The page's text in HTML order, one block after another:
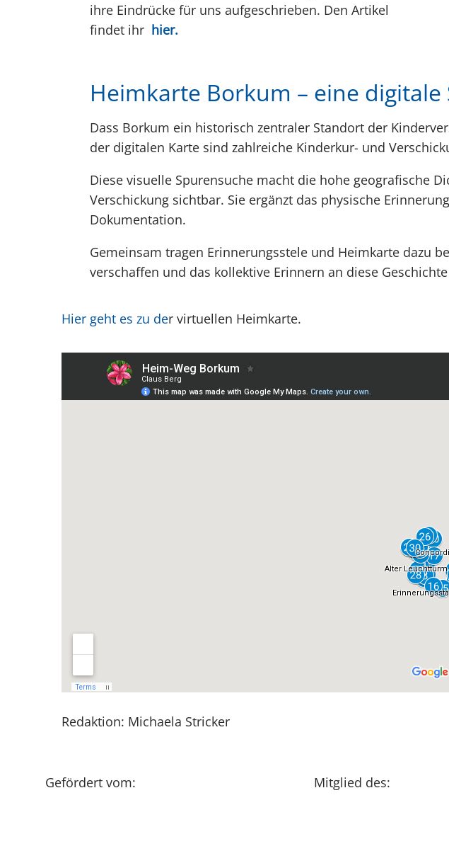
ihre Eindrücke für uns aufgeschrieben. Den Artikel
findet ihr hier.
Heimkarte Borkum – eine digitale
Dass Borkum ein historisch zentraler Standort der
der digitalen Karte sind zahlreiche Kinderkur- und
Diese visuelle Spurensuche macht die hohe geografische
Verschickung sichtbar. Sie ergänzt das physische
Dokumentation.
Gemeinsam tragen Erinnerungsstele und Heimkarte dazu
verschaffen und das kollektive Erinnern an diese
Hier geht es zu der virtuellen Heimkarte.
Redaktion: Michaela Stricker
Gefördert vom: Mitglied des: